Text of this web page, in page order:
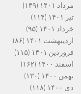
مرداد ۱۴۰۱
(۱۴۹)
تیر ۱۴۰۱
(۱۱۴)
خرداد ۱۴۰۱
(۹۵)
اردیبهشت ۱۴۰۱
(۸۶)
فروردین ۱۴۰۱
(۱۱۵)
اسفند ۱۴۰۰
(۱۶۲)
بهمن ۱۴۰۰
(۱۳۰)
دی ۱۴۰۰
(۱۱۸)